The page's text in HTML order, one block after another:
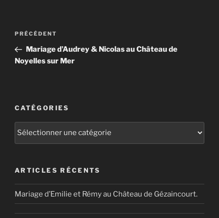
Navigation
l’article
Article
précédent
PRÉCÉDENT
Mariage d’Audrey & Nicolas au Château de
Noyelles sur Mer
CATÉGORIES
Catégories
ARTICLES RÉCENTS
Mariage d’Emilie et Rémy au Château de Gézaincourt.